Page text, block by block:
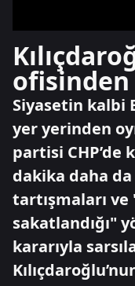
ofisinden
Siyasetin kalbi
yer yerinden
partisi CHP’de
dakika daha
tartışmaları
sakatlandığı"
kararıyla